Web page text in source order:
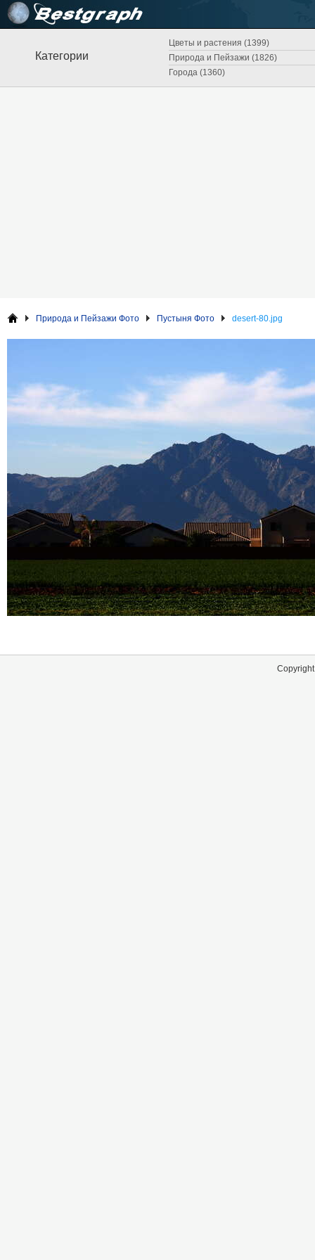
Категории
Цветы и растения (1399)
Природа и Пейзажи (1826)
Города (1360)
Природа и Пейзажи Фото Пустыня Фото desert-80.jpg